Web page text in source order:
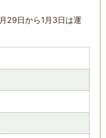
29日から1月3日は運